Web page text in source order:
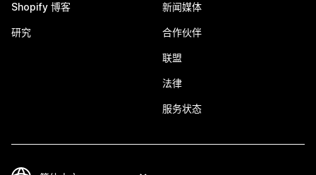
Shopify 博客
研究
新闻媒体
合作伙伴
联盟
法律
服务状态